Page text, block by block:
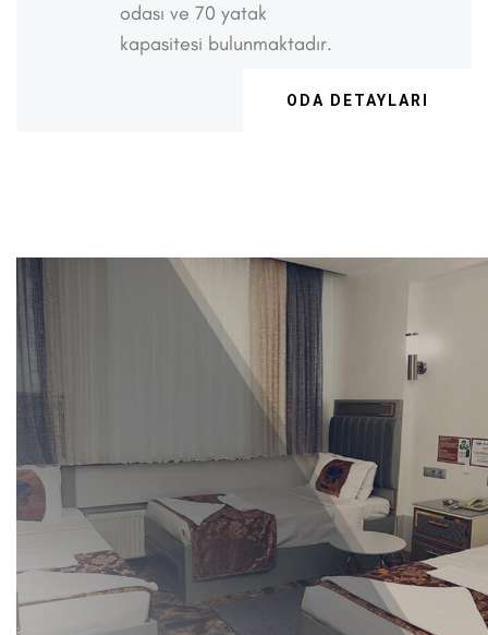
odası ve 70 yatak
kapasitesi bulunmaktadır.
ODA DETAYLARI